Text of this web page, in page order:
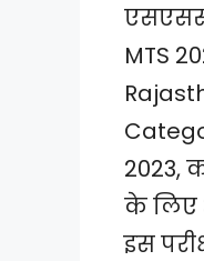
MTS
2023,
के लिए
इस